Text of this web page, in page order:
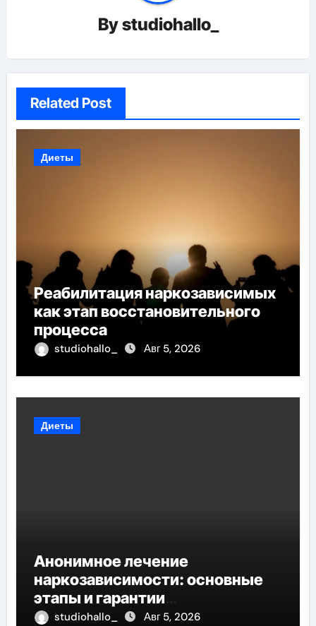
Bystudiohallo_
Related Post
Диеты
Реабилитация наркозависимых
как этап восстановительного
процесса
studiohallo_ Авг 5, 2026
Диеты
Анонимное лечение
наркозависимости: основные
этапы и гарантии
конфиденциальности
studiohallo_ Авг 5, 2026